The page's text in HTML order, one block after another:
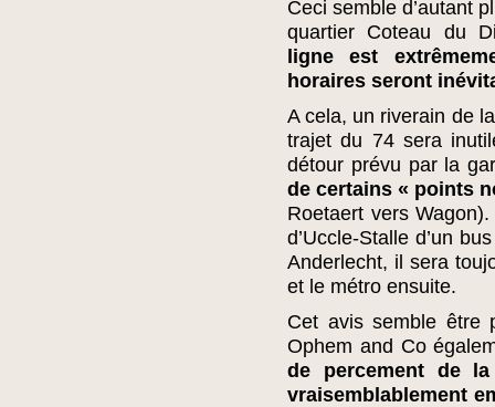
Ceci semble d’autant
quartier Coteau du
ligne est
horaires seront
A cela, un riverain de
trajet du 74 sera
détour prévu par la
de certains « points
Roetaert vers
d’Uccle-Stalle d’un
Anderlecht, il sera
et le métro ensuite.
Cet avis semble être
Ophem and Co
de percement de
vraisemblablement